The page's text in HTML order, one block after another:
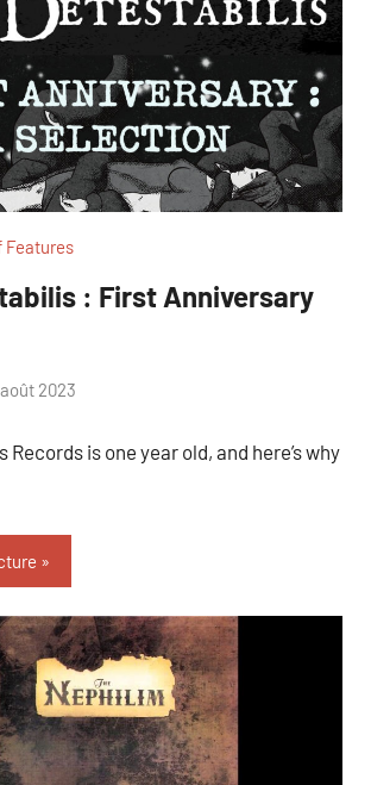
Features
: First Anniversary
2023
is one year old, and here’s why